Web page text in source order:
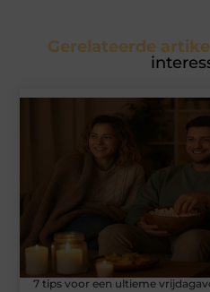
Gerelateerde
7 tips voor een ultieme